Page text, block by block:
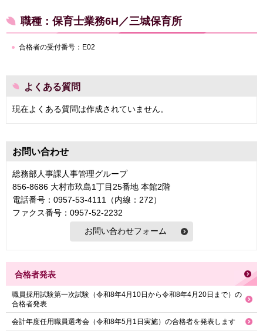
職種：保育士業務6H／三城保育所
合格者の受付番号：E02
よくある質問
現在よくある質問は作成されていません。
お問い合わせ
総務部人事課人事管理グループ
856-8686 大村市玖島1丁目25番地 本館2階
電話番号：0957-53-4111（内線：272）
ファクス番号：0957-52-2232
合格者発表
職員採用試験第一次試験（令和8年4月10日から令和8年4月20日まで）の
合格者発表
会計年度任用職員選考会（令和8年5月1日実施）の合格者を発表します